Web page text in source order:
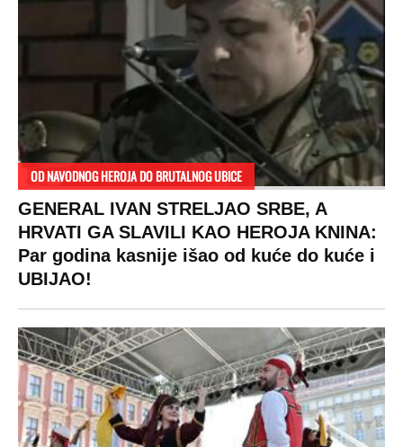
Politika
Hronika
Beograd
Zasadi drvo
Sudbine
SHOWBIZ
Rijaliti
Zvezde
Holivud
Kviz
Fudbal
Košarka
Tenis
Ostali sportovi
Navijači
Showtime
VIRALNO
Bizar
Svaštara
Tiktok
LIFESTYLE
Život
Stil
Ljubav
Kultura
SVET
Planeta
Globalno zagrevanje
Makedonija
Auto
MONDO INC.
Impressum
Kontakt
Politika privatnosti
Privacy policy
Terms of service
Prijatelji sajta